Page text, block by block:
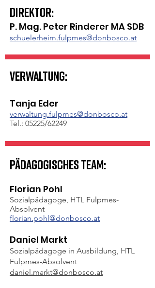
Direktor:
P. Mag. Peter Rinderer MA SDB
schuelerheim.fulpmes@donbosco.at
Verwaltung:
Tanja Eder
verwaltung.fulpmes@donbosco.at
Tel.: 05225/62249
Pädagogisches Team:
Florian Pohl
Sozialpädagoge, HTL Fulpmes-
Absolvent
florian.pohl@donbosco.at
Daniel Markt
Sozialpädagoge in Ausbildung, HTL
Fulpmes-Absolvent
daniel.markt@donbosco.at